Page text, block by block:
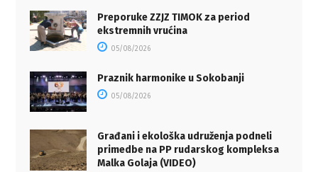
Preporuke ZZJZ TIMOK za period
ekstremnih vrućina
05/08/2026
Praznik harmonike u Sokobanji
05/08/2026
Građani i ekološka udruženja podneli
primedbe na PP rudarskog kompleksa
Malka Golaja (VIDEO)